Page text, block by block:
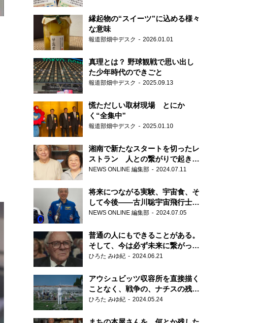
縁起物の“スイーツ”に込める様々
な意味
報道部畑中デスク 2026.01.01
真理とは？ 野球観戦で思い出し
た少年時代のできごと
報道部畑中デスク 2025.09.13
慌ただしい取材現場 とにか
く“全集中”
報道部畑中デスク 2025.01.10
湘南で新たなスタートを切ったレ
ストラン 人との繋がりで起きた
奇跡
NEWS ONLINE 編集部 2024.07.11
将来につながる実験、宇宙食、そ
して今後――古川聡宇宙飛行士単
独インタビュー
NEWS ONLINE 編集部 2024.07.05
普通の人にもできることがある。
そして、今は必ず未来に繋がって
いく……『ONE LIFE 奇跡が繋い
ひろた みゆ紀 2024.06.21
アウシュビッツ収容所を直接描く
ことなく、戦争の、ナチスの残虐
さが見える映画 『関心領域』
ひろた みゆ紀 2024.05.24